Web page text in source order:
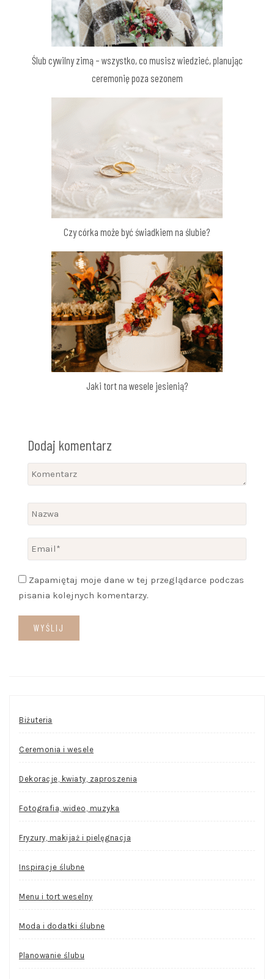
Ślub cywilny zimą – wszystko, co musisz wiedzieć, planując
ceremonię poza sezonem
Czy córka może być świadkiem na ślubie?
Jaki tort na wesele jesienią?
Dodaj komentarz
Zapamiętaj moje dane w tej przeglądarce podczas
pisania kolejnych komentarzy.
Biżuteria
Ceremonia i wesele
Dekoracje, kwiaty, zaproszenia
Fotografia, wideo, muzyka
Fryzury, makijaż i pielęgnacja
Inspiracje ślubne
Menu i tort weselny
Moda i dodatki ślubne
Planowanie ślubu